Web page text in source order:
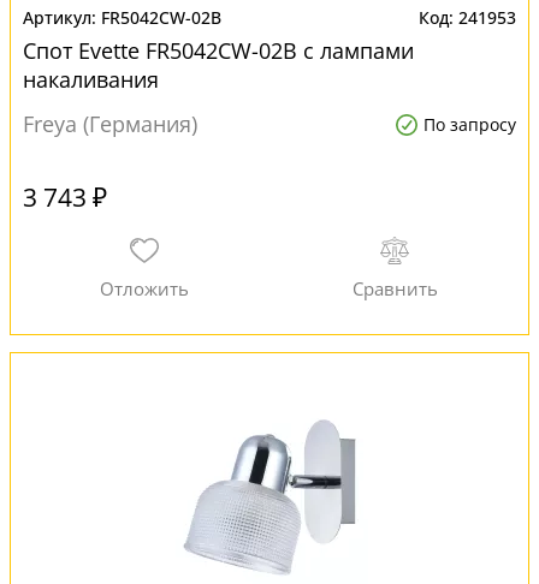
FR5042CW-02B 241953
Спот Evette FR5042CW-02B с лампами
накаливания
Freya (Германия)
По запросу
3 743 ₽